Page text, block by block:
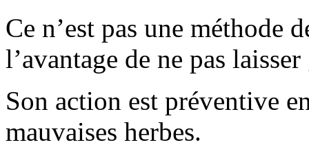
Ce n’est pas une méthode
l’avantage de ne pas
Son action est préventive
mauvaises herbes.